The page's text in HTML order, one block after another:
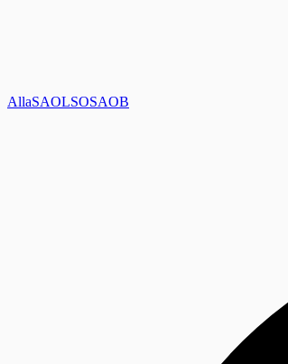
AllaSAOLSOSAOB